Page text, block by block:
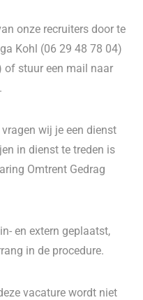
onze recruiters door te
Kohl (06 29 48 78 04)
of stuur een mail naar
wij je een dienst
in dienst te treden is
Omtrent Gedrag
en extern geplaatst,
in de procedure.
vacature wordt niet